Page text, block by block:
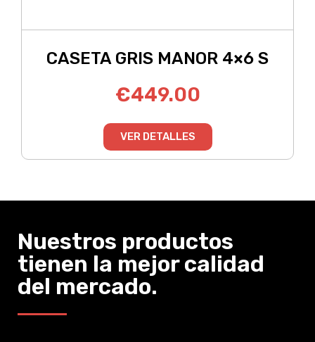
CASETA GRIS MANOR 4×6 S
€449.00
VER DETALLES
Nuestros productos
tienen la mejor calidad
del mercado.